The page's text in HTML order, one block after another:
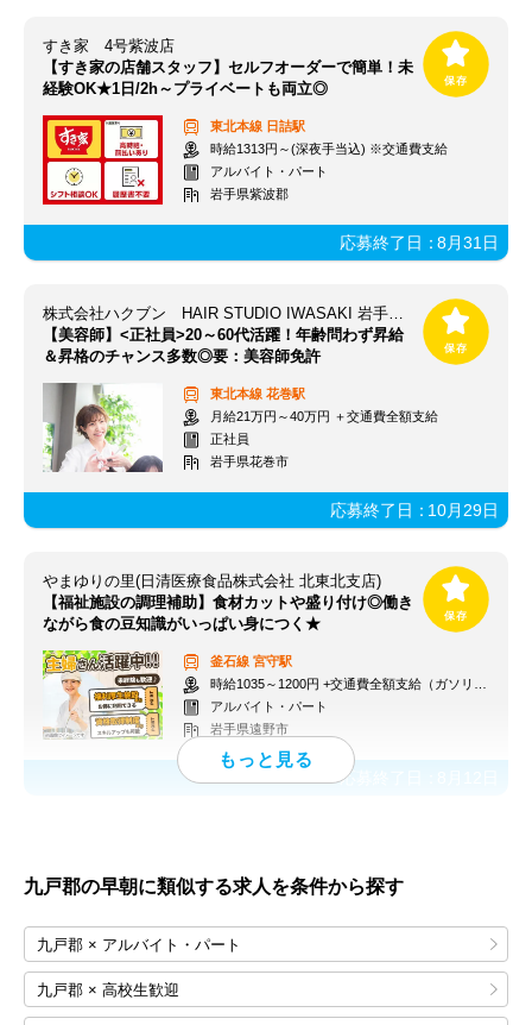
すき家 4号紫波店
【すき家の店舗スタッフ】セルフオーダーで簡単！未
経験OK★1日/2h～プライベートも両立◎
東北本線 日詰駅
時給1313円～(深夜手当込) ※交通費支給
アルバイト・パート
岩手県紫波郡
応募終了日：8月31日
株式会社ハクブン HAIR STUDIO IWASAKI 岩手桜町店
【美容師】<正社員>20～60代活躍！年齢問わず昇給
＆昇格のチャンス多数◎要：美容師免許
東北本線 花巻駅
月給21万円～40万円 ＋交通費全額支給
正社員
岩手県花巻市
応募終了日：10月29日
やまゆりの里(日清医療食品株式会社 北東北支店)
【福祉施設の調理補助】食材カットや盛り付け◎働き
ながら食の豆知識がいっぱい身につく★
釜石線 宮守駅
時給1035～1200円 +交通費全額支給（ガソリン代も支給）
アルバイト・パート
岩手県遠野市
応募終了日：
九戸郡の早朝に類似する求人を条件から探す
九戸郡 × アルバイト・パート
九戸郡 × 高校生歓迎